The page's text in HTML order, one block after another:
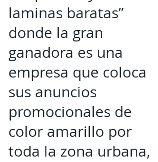
laminas baratas”
donde la gran
ganadora es una
empresa que coloca
sus anuncios
promocionales de
color amarillo por
toda la zona urbana,